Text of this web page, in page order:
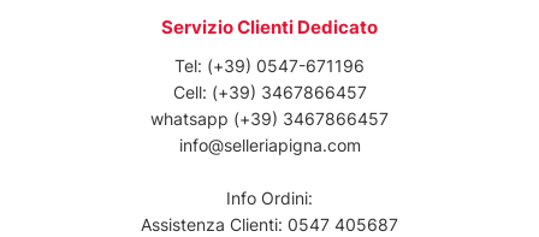
Servizio Clienti Dedicato
Tel: (+39) 0547-671196
Cell: (+39) 3467866457
whatsapp (+39) 3467866457
info@selleriapigna.com
Info Ordini:
Assistenza Clienti: 0547 405687